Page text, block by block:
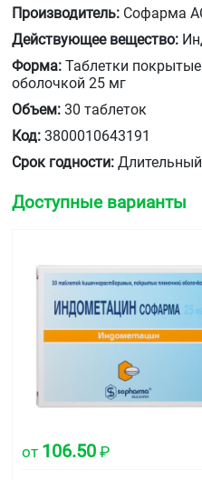
Производитель: Софарма
Действующее вещество:
Форма: Таблетки
оболочкой 25 мг
Объем: 30 таблеток
Код: 3800010643191
Срок годности:
Доступные варианты
от 106.50 ₽